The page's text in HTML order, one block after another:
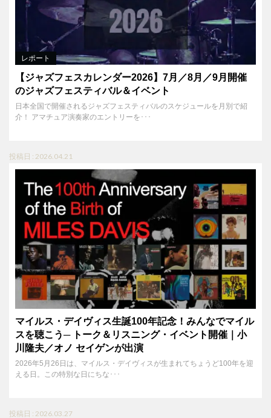
レポート
【ジャズフェスカレンダー2026】7月／8月／9月開催
のジャズフェスティバル＆イベント
日本全国で開催されるジャズフェスティバルのスケジュールを月別で紹
介！ アマチュア演奏家のエントリーを･･･
投稿日 : 2026.04.21
マイルス・デイヴィス生誕100年記念！みんなでマイル
スを聴こう─ トーク＆リスニング・イベント開催｜小
川隆夫／オノ セイゲンが出演
2026年5月26日は、マイルス・デイヴィスが生まれてちょうど100年を迎
える日。この特別な日にちな･･･
投稿日 : 2026.03.27